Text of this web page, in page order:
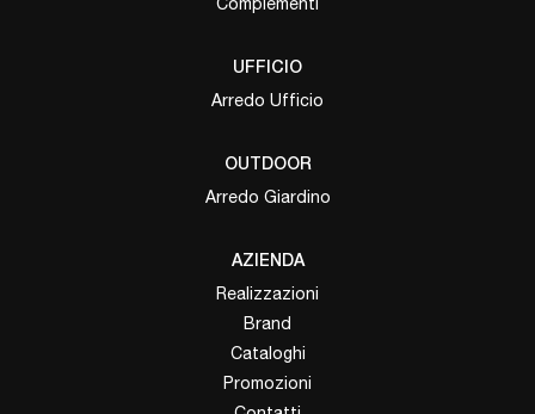
UFFICIO
Arredo Ufficio
OUTDOOR
Arredo Giardino
AZIENDA
Realizzazioni
Brand
Cataloghi
Promozioni